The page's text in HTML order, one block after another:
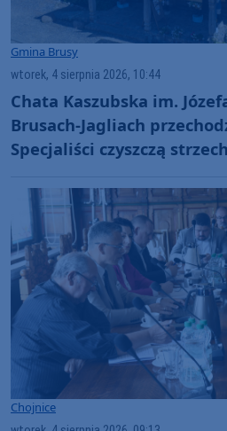
Gmina Brusy
wtorek, 4 sierpnia 2026, 10:44
Chata Kaszubska im.
Brusach-Jagliach
Specjaliści czyszczą
Chojnice